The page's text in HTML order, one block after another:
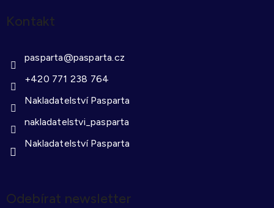
Kontakt
pasparta@pasparta.cz
+420 771 238 764
Nakladatelství Pasparta
nakladatelstvi_pasparta
Nakladatelství Pasparta
Odebírat newsletter